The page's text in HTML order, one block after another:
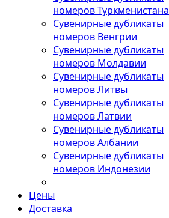
номеров Туркменистана
Сувенирные дубликаты
номеров Венгрии
Сувенирные дубликаты
номеров Молдавии
Сувенирные дубликаты
номеров Литвы
Сувенирные дубликаты
номеров Латвии
Сувенирные дубликаты
номеров Албании
Сувенирные дубликаты
номеров Индонезии
Цены
Доставка